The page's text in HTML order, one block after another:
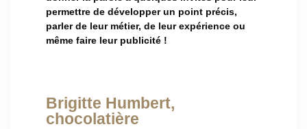
permettre de développer un point précis,
parler de leur métier, de leur expérience ou
même faire leur publicité !
Brigitte Humbert,
chocolatière